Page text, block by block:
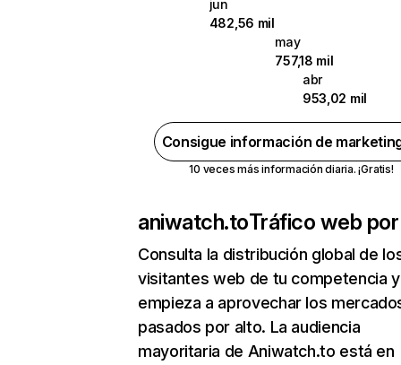
jun
482,56 mil
may
757,18 mil
abr
953,02 mil
Consigue información de
10 veces más información diaria. ¡Gratis!
aniwatch.toTráfico web
Consulta la distribución global de
visitantes web de tu competencia y
empieza a aprovechar los
pasados por alto. La audiencia
mayoritaria de Aniwatch.to está en